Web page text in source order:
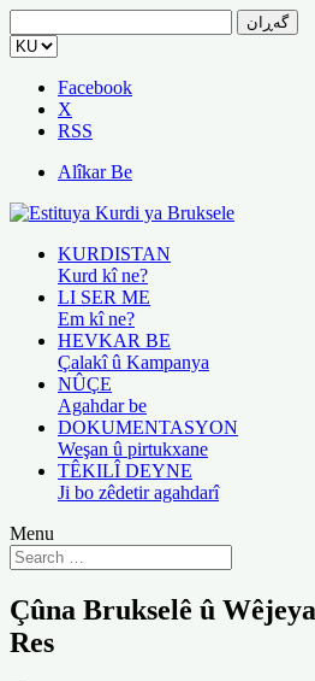
بۆ:
Facebook
X
RSS
Alîkar Be
KURDISTAN
Kurd kî ne?
LI SER ME
Em kî ne?
HEVKAR BE
Çalakî û Kampanya
NÛÇE
Agahdar be
DOKUMENTASYON
Weşan û pirtukxane
TÊKILÎ DEYNE
Ji bo zêdetir agahdarî
Menu
Çûna Brukselê û
Res